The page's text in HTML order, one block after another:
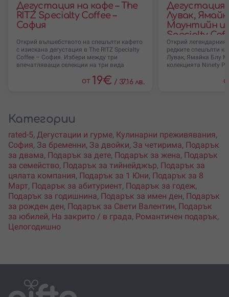
Дегустация на кафе – The
RITZ Specialty Coffee –
София
Открий вълшебството на спешълти кафето
с изискана дегустация в The RITZ Specialty
Coffee – София. Избери между три
впечатляващи селекции на три вида
от 19€ / 37.16 лв.
Дегустация
Лувак,
Маунтийн и
Specialty
Открий легендарния
редките спешълти
Лувак, Ямайка Блу
колекцията Ninety
Категории
rated-5, Дегустации и гурме, Кулинарни преживявания,
София, За бременни, За двойки, За четирима, Подарък
за двама, Подарък за дете, Подарък за жена, Подарък
за семейство, Подарък за тийнейджър, Подарък за
цялата компания, Подарък за 1 Юни, Подарък за 8
Март, Подарък за абитуриент, Подарък за годеж,
Подарък за годишнина, Подарък за имен ден, Подарък
за рожден ден, Подарък за Свети Валентин, Подарък
за юбилей, На закрито / в града, Романтичен подарък,
Целогодишно